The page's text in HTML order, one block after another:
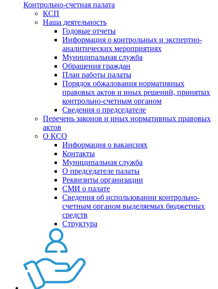
Контрольно-счетная палата
КСП
Наша деятельность
Годовые отчеты
Информация о контрольных и экспертно-
аналитических мероприятиях
Муниципальная служба
Обращения граждан
План работы палаты
Порядок обжалования нормативных
правовых актов и иных решений, принятых
контрольно-счетным органом
Сведения о председателе
Перечень законов и иных нормативных правовых
актов
О КСО
Информация о вакансиях
Контакты
Муниципальная служба
О председателе палаты
Реквизиты организации
СМИ о палате
Сведения об использовании контрольно-
счетным органом выделяемых бюджетных
средств
Структура